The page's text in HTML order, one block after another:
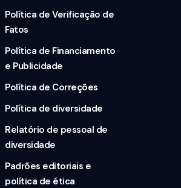
Política de Verificação de
Fatos
Política de Financiamento
e Publicidade
Política de Correções
Política de diversidade
Relatório de pessoal de
diversidade
Padrões editoriais e
política de ética